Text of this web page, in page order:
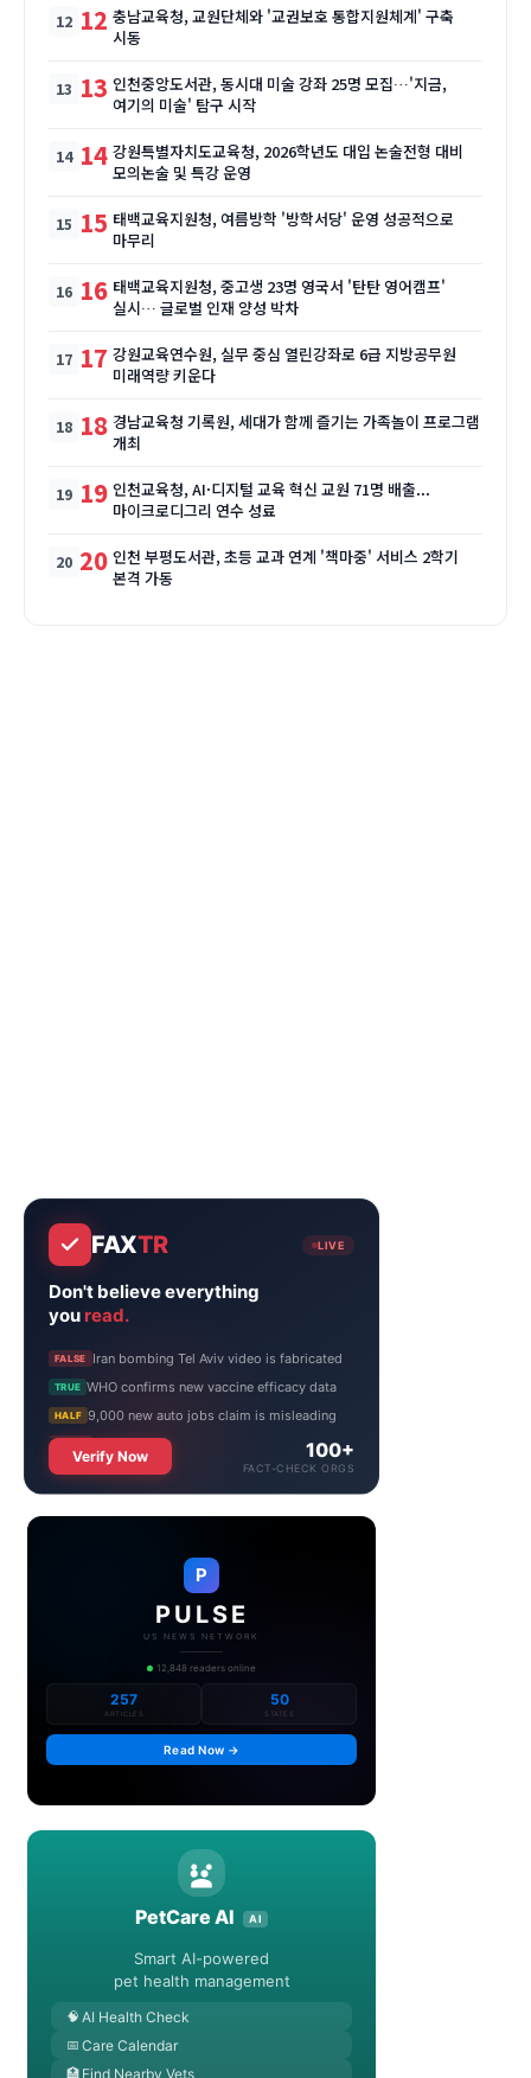
12 충남교육청, 교원단체와 '교권보호 통합지원체계' 구축
시동
13 인천중앙도서관, 동시대 미술 강좌 25명 모집…'지금,
여기의 미술' 탐구 시작
14 강원특별자치도교육청, 2026학년도 대입 논술전형 대비
모의논술 및 특강 운영
15 태백교육지원청, 여름방학 '방학서당' 운영 성공적으로
마무리
16 태백교육지원청, 중고생 23명 영국서 '탄탄 영어캠프'
실시… 글로벌 인재 양성 박차
17 강원교육연수원, 실무 중심 열린강좌로 6급 지방공무원
미래역량 키운다
18 경남교육청 기록원, 세대가 함께 즐기는 가족놀이 프로그램
개최
19 인천교육청, AI·디지털 교육 혁신 교원 71명 배출...
마이크로디그리 연수 성료
20 인천 부평도서관, 초등 교과 연계 '책마중' 서비스 2학기
본격 가동